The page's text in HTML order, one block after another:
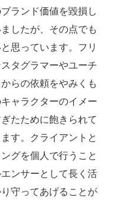
ランド価値を毀損し
したが、その点でも
思っています。フリ
タグラマーやユーチ
らの依頼をやみくも
ャラクターのイメー
たために飽きられて
す。クライアントと
グを個人で行うこと
ンサーとして長く活
守ってあげることが